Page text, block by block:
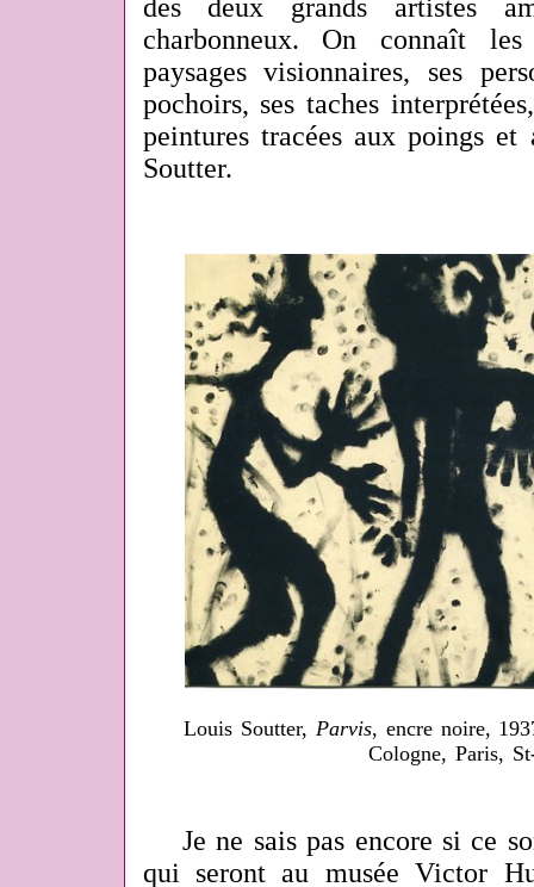
des deux grands artistes
charbonneux. On connaît
paysages visionnaires, ses
pochoirs, ses taches
peintures tracées aux poings
Soutter.
Louis Soutter, Parvis, encre noire,
Cologne, Paris,
Je ne sais pas encore si ce
qui seront au musée Victor